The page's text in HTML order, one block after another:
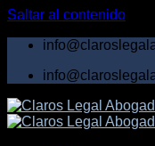
Saltar al contenido